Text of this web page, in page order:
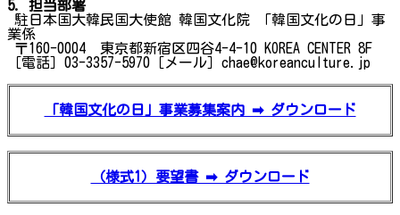
5. 担当部署
駐日本国大韓民国大使館 韓国文化院 「韓国文化の日」事
業係
〒160-0004 東京都新宿区四谷4-4-10 KOREA CENTER 8F
［電話］03-3357-5970［メール］chae@koreanculture.jp
「韓国文化の日」事業募集案内 ➡ ダウンロード
（様式1）要望書 ➡ ダウンロード